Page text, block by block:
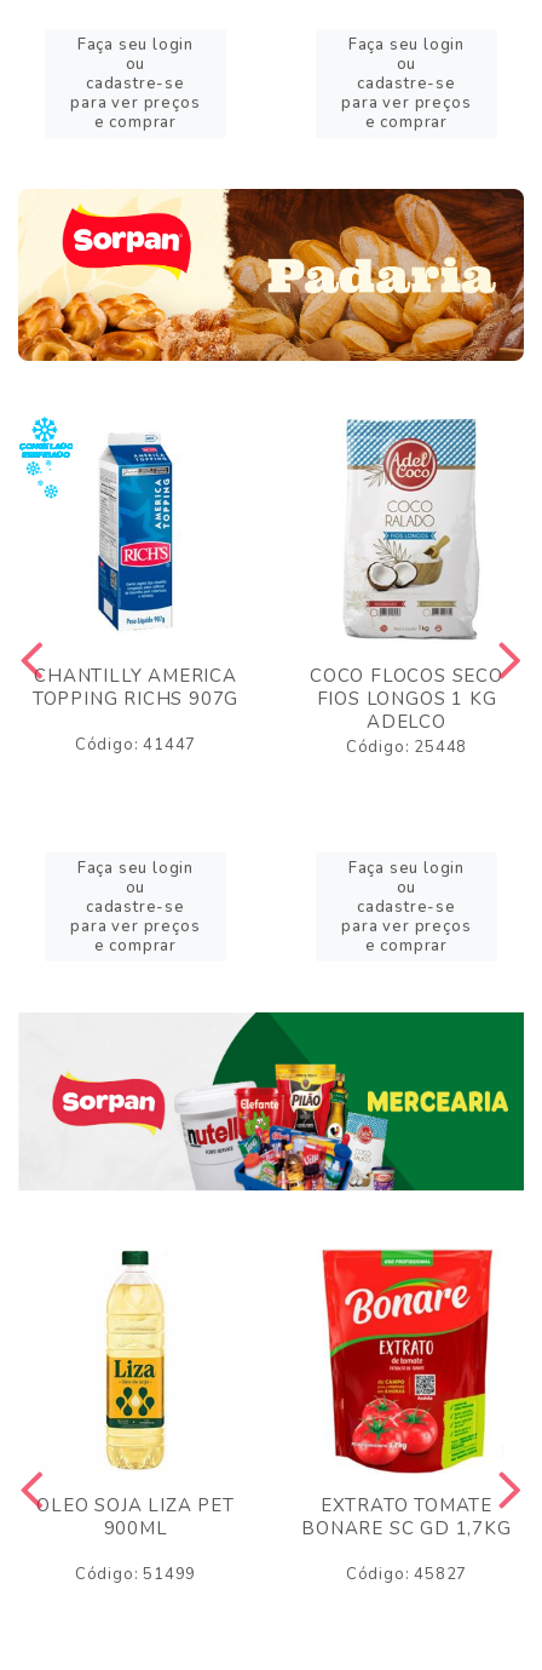
Faça seu login
ou
cadastre-se
para ver preços
e comprar
Faça seu login
ou
cadastre-se
para ver preços
e comprar
CHANTILLY AMERICA
TOPPING RICHS 907G
Código: 41447
Faça seu login
ou
cadastre-se
para ver preços
e comprar
COCO FLOCOS SECO
FIOS LONGOS 1 KG
ADELCO
Código: 25448
Faça seu login
ou
cadastre-se
para ver preços
e comprar
OLEO SOJA LIZA PET
900ML
Código: 51499
EXTRATO TOMATE
BONARE SC GD 1,7KG
Código: 45827